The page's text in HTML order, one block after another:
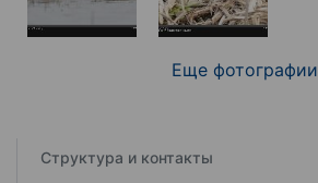
Еще фотографии
Структура и контакты